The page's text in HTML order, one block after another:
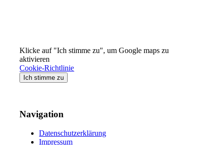
Klicke auf "Ich stimme zu", um Google maps zu
aktivieren
Cookie-Richtlinie
Ich stimme zu
Navigation
Datenschutzerklärung
Impressum